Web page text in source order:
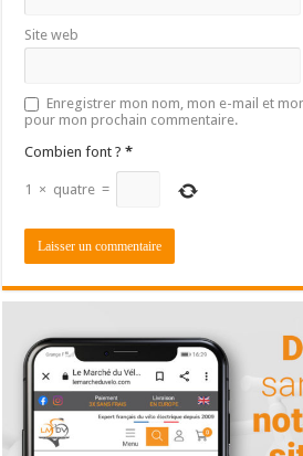
Site web
Enregistrer mon nom, mon e-mail et
pour mon prochain commentaire.
Combien font ? *
1 × quatre =